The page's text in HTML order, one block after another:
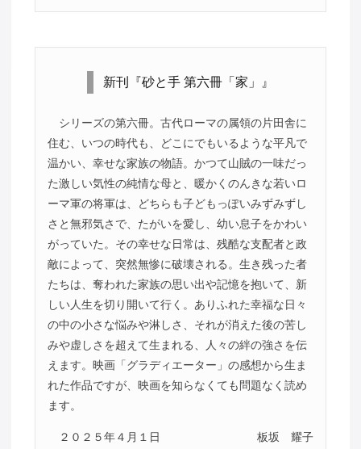
新刊『砂と手 第六冊「家」』
シリーズの第六冊。古代ローマの属領の片田舎に
住む、いつの時代も、どこにでもいるような平凡で
温かい、幸せな家族の物語。かつて山賊の一味だっ
た激しい気性の純情な母と、暖かくのんきな若いロ
ーマ軍の将軍は、どちらも子どもっぽいみずみずし
さと無邪気さで、たがいを愛し、幼い息子をかわい
がっていた。その幸せな日常は、残酷な支配者と政
敵によって、突然無惨に破壊される。生き残った者
たちは、奪われた家族の思い出や記憶を抱いて、新
しい人生を切り開いて行く。ありふれた幸福な日々
の中の小さな悩みや淋しさ、それが消えた後の苦し
みや虚しさを超えて生まれる、人々の絆の強さを伝
えます。映画「グラディエーター」の感想から生ま
れた作品ですが、映画を知らなくても問題なく読め
ます。
２０２５年４月１日 板坂 耀子